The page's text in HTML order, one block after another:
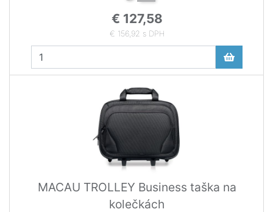
€ 127,58
€ 156,92 s DPH
MACAU TROLLEY Business taška na
kolečkách